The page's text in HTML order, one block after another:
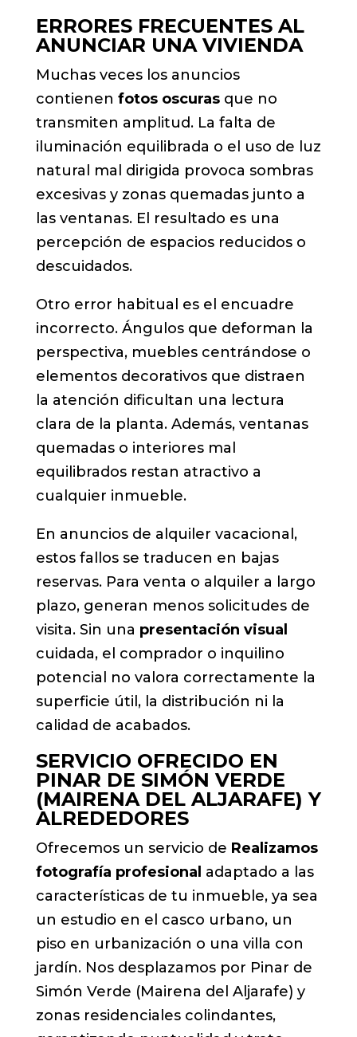
ERRORES FRECUENTES AL
ANUNCIAR UNA VIVIENDA
Muchas veces los anuncios
contienen fotos oscurasque no
transmiten amplitud. La falta de
iluminación equilibrada o el uso de luz
natural mal dirigida provoca sombras
excesivas y zonas quemadas junto a
las ventanas. El resultado es una
percepción de espacios reducidos o
descuidados.
Otro error habitual es el encuadre
incorrecto. Ángulos que deforman la
perspectiva, muebles centrándose o
elementos decorativos que distraen
la atención dificultan una lectura
clara de la planta. Además, ventanas
quemadas o interiores mal
equilibrados restan atractivo a
cualquier inmueble.
En anuncios de alquiler vacacional,
estos fallos se traducen en bajas
reservas. Para venta o alquiler a largo
plazo, generan menos solicitudes de
visita. Sin una presentación visual
cuidada, el comprador o inquilino
potencial no valora correctamente la
superficie útil, la distribución ni la
calidad de acabados.
SERVICIO OFRECIDO EN
PINAR DE SIMÓN VERDE
(MAIRENA DEL ALJARAFE) Y
ALREDEDORES
Ofrecemos un servicio de Realizamos
fotografía profesional adaptado a las
características de tu inmueble, ya sea
un estudio en el casco urbano, un
piso en urbanización o una villa con
jardín. Nos desplazamos por Pinar de
Simón Verde (Mairena del Aljarafe) y
zonas residenciales colindantes,